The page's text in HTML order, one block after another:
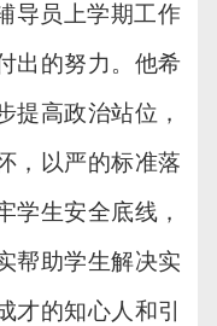
导员上学期工作
出的努力。他希
提高政治站位，
，以严的标准落
学生安全底线，
帮助学生解决实
才的知心人和引